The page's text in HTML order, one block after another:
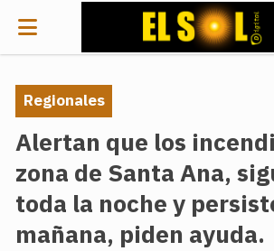
Alertan que los
zona de Santa Ana,
toda la noche y
mañana, piden ayuda.
Regionales